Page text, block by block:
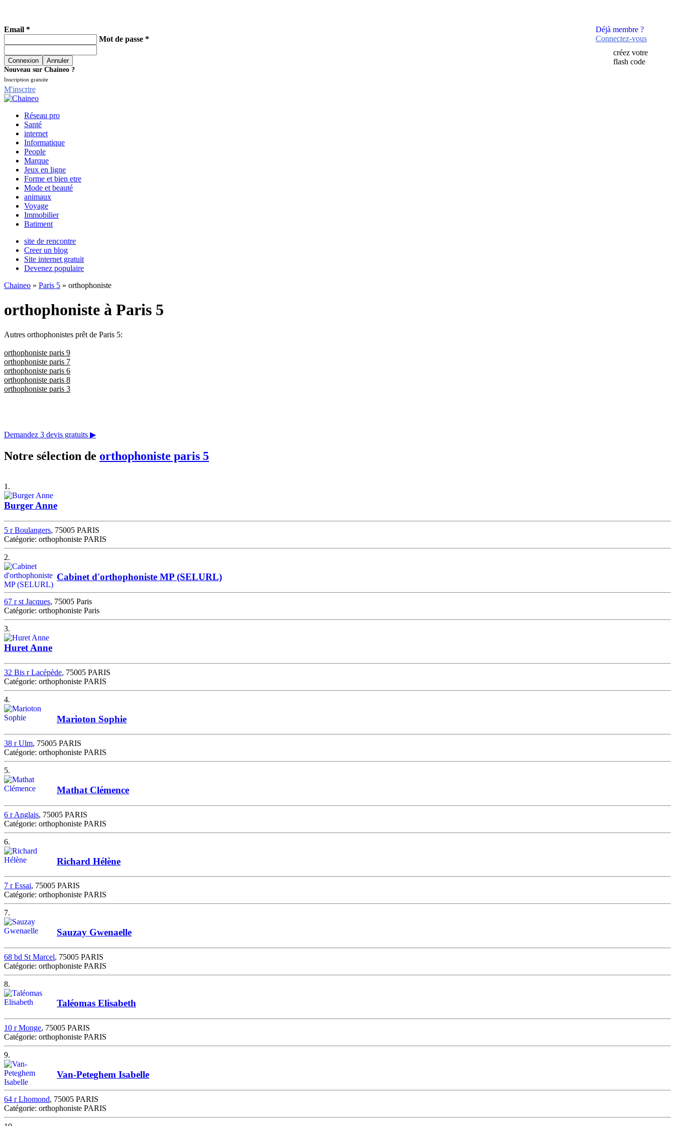
Déjà membre ?
Connectez-vous
créez votre
flash code
Email *
Mot de passe *
Nouveau sur Chaineo ?
Inscription gratuite
M'inscrire
Réseau pro
Santé
internet
Informatique
People
Marque
Jeux en ligne
Forme et bien etre
Mode et beauté
animaux
Voyage
Immobilier
Batiment
site de rencontre
Creer un blog
Site internet gratuit
Devenez populaire
Chaineo » Paris 5 » orthophoniste
orthophoniste à Paris 5
Autres orthophonistes prêt de Paris 5:
orthophoniste paris 9
orthophoniste paris 7
orthophoniste paris 6
orthophoniste paris 8
orthophoniste paris 3
Demandez 3 devis gratuits ▶
Notre sélection de orthophoniste paris 5
1.
Burger Anne
5 r Boulangers, 75005 PARIS
Catégorie: orthophoniste PARIS
2.
Cabinet d'orthophoniste MP (SELURL)
67 r st Jacques, 75005 Paris
Catégorie: orthophoniste Paris
3.
Huret Anne
32 Bis r Lacépède, 75005 PARIS
Catégorie: orthophoniste PARIS
4.
Marioton Sophie
38 r Ulm, 75005 PARIS
Catégorie: orthophoniste PARIS
5.
Mathat Clémence
6 r Anglais, 75005 PARIS
Catégorie: orthophoniste PARIS
6.
Richard Hélène
7 r Essai, 75005 PARIS
Catégorie: orthophoniste PARIS
7.
Sauzay Gwenaelle
68 bd St Marcel, 75005 PARIS
Catégorie: orthophoniste PARIS
8.
Taléomas Elisabeth
10 r Monge, 75005 PARIS
Catégorie: orthophoniste PARIS
9.
Van-Peteghem Isabelle
64 r Lhomond, 75005 PARIS
Catégorie: orthophoniste PARIS